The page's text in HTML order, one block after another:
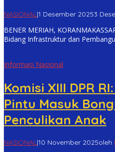
NASIONAL|1 Desember 20253
BENER MERIAH,
Bidang Infrastruktur dan
Informasi Nasional
Komisi XIII DPR
Pintu Masuk
Penculikan Anak
NASIONAL|10 November 2025oleh